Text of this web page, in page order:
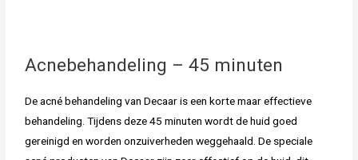
Acnebehandeling – 45 minuten
De acné behandeling van Decaar is een korte maar effectieve
behandeling. Tijdens deze 45 minuten wordt de huid goed
gereinigd en worden onzuiverheden weggehaald. De speciale